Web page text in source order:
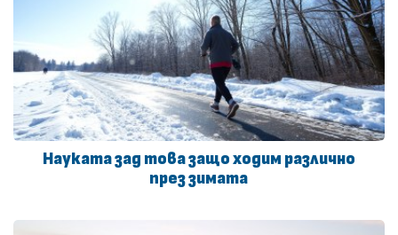
Науката зад това защо ходим различно
през зимата